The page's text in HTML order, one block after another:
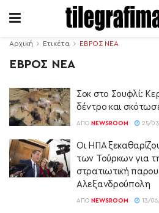
Αρχική Ετικέτα ΕΒΡΟΣ ΝΕΑ
ΕΒΡΟΣ ΝΕΑ
Σοκ στο Σουφλί:
δέντρο και
ΑΠΌ NEWSROOM 25/
Οι ΗΠΑ
των Τούρκων για
στρατιωτική
Αλεξανδρούπολη
ΑΠΌ NEWSROOM 13/